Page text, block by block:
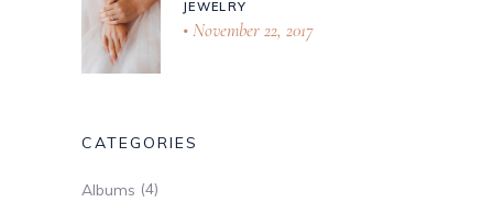
JEWELRY
November 22, 2017
CATEGORIES
Albums (4)